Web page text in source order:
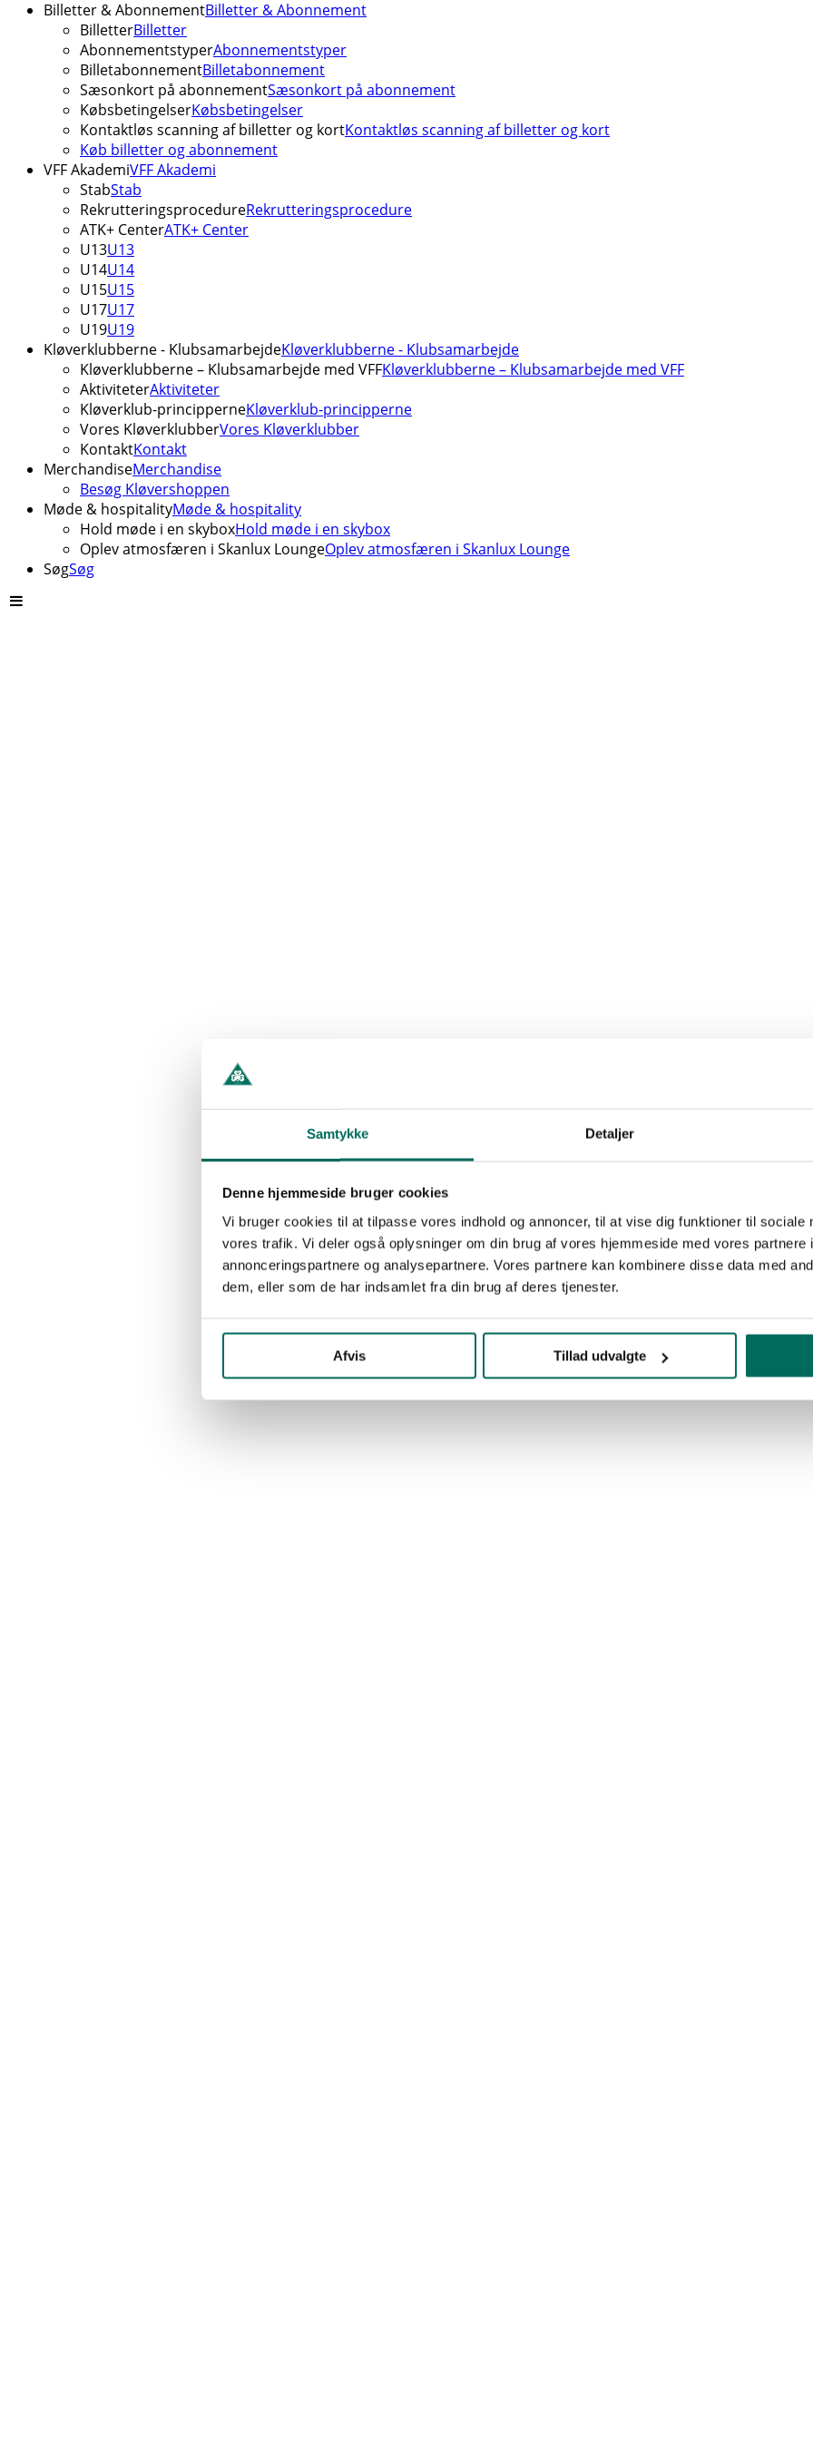
Samtykke Detaljer
Denne hjemmeside bruger cookies
Vi bruger cookies til at tilpasse vores indhold og annoncer, til at vise dig funktioner til sociale
vores trafik. Vi deler også oplysninger om din brug af vores hjemmeside med vores partnere
annonceringspartnere og analysepartnere. Vores partnere kan kombinere disse data med
dem, eller som de har indsamlet fra din brug af deres tjenester.
Afvis Tillad udvalgte
Billetter & AbonnementBilletter & Abonnement
BilletterBilletter
AbonnementstyperAbonnementstyper
BilletabonnementBilletabonnement
Sæsonkort på abonnementSæsonkort på abonnement
KøbsbetingelserKøbsbetingelser
Kontaktløs scanning af billetter og kortKontaktløs scanning af billetter og kort
Køb billetter og abonnement
VFF AkademiVFF Akademi
StabStab
RekrutteringsprocedureRekrutteringsprocedure
ATK+ CenterATK+ Center
U13U13
U14U14
U15U15
U17U17
U19U19
Kløverklubberne - KlubsamarbejdeKløverklubberne - Klubsamarbejde
Kløverklubberne – Klubsamarbejde med VFFKløverklubberne – Klubsamarbejde med VFF
AktiviteterAktiviteter
Kløverklub-principperneKløverklub-principperne
Vores KløverklubberVores Kløverklubber
KontaktKontakt
MerchandiseMerchandise
Besøg Kløvershoppen
Møde & hospitalityMøde & hospitality
Hold møde i en skyboxHold møde i en skybox
Oplev atmosfæren i Skanlux LoungeOplev atmosfæren i Skanlux Lounge
SøgSøg